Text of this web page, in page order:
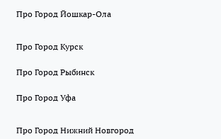
Про Город Йошкар-Ола
Про Город Курск
Про Город Рыбинск
Про Город Уфа
Про Город Нижний Новгород